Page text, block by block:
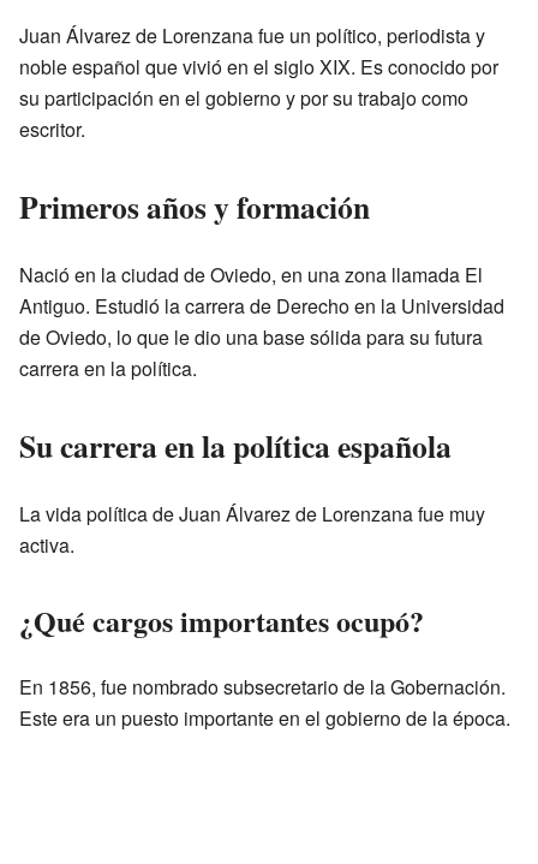
Juan Álvarez de Lorenzana fue un político, periodista y
noble español que vivió en el siglo XIX. Es conocido por
su participación en el gobierno y por su trabajo como
escritor.
Primeros años y formación
Nació en la ciudad de Oviedo, en una zona llamada El
Antiguo. Estudió la carrera de Derecho en la Universidad
de Oviedo, lo que le dio una base sólida para su futura
carrera en la política.
Su carrera en la política española
La vida política de Juan Álvarez de Lorenzana fue muy
activa.
¿Qué cargos importantes ocupó?
En 1856, fue nombrado subsecretario de la Gobernación.
Este era un puesto importante en el gobierno de la época.